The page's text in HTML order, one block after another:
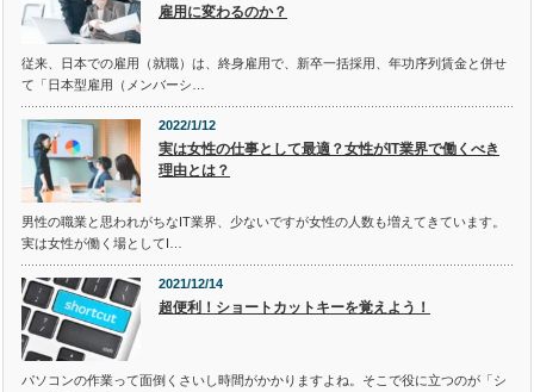
雇用に変わるのか？
従来、日本での雇用（就職）は、終身雇用で、新卒一括採用、年功序列賃金と併せ
て「日本型雇用（メンバーシ…
2022/1/12
実は女性の仕事として最適？女性がIT業界で働くべき
理由とは？
男性の職業と思われがちなIT業界、少ないですが女性の人数も増えてきています。
実は女性が働く場としてI…
2021/12/14
超便利！ショートカットキーを覚えよう！
パソコンの作業って面倒くさいし時間がかかりますよね。そこで役に立つのが「シ